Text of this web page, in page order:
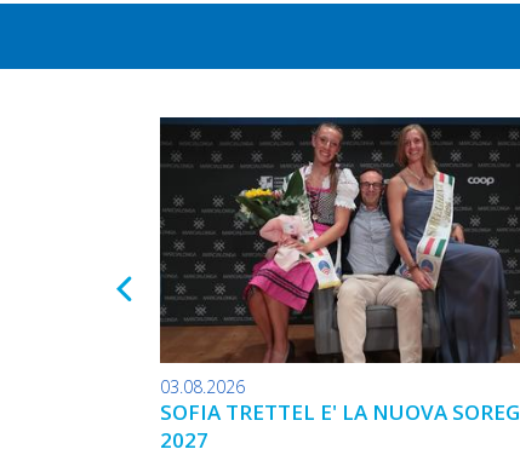
03.08.2026
SOFIA TRETTEL E' LA NUOVA
2027